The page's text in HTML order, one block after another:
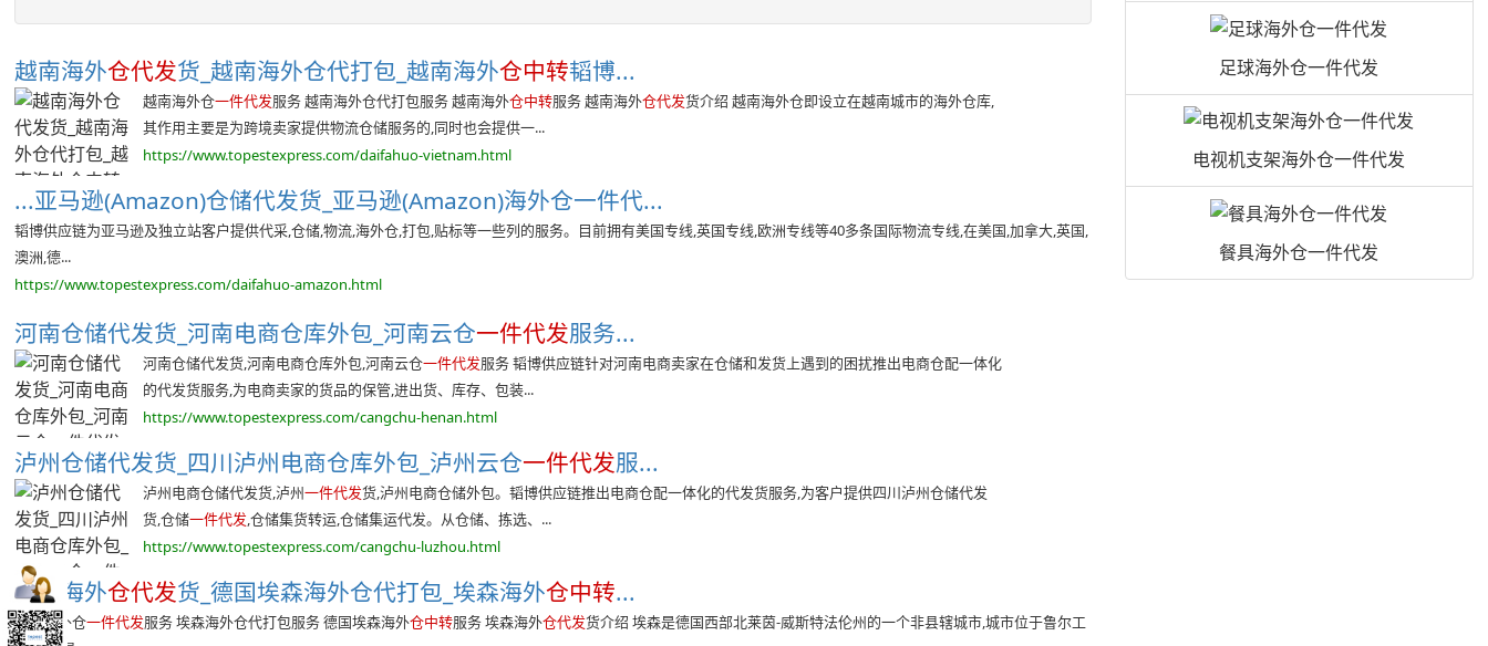
越南海外仓代发货_越南海外仓代打包_越南海外仓中转韬博...
越南海外仓一件代发服务 越南海外仓代打包服务 越南海外仓中转服务 越南海外仓代发货介绍 越南海外仓即设立在越南城市的海外仓库,
其作用主要是为跨境卖家提供物流仓储服务的,同时也会提供一...
https://www.topestexpress.com/daifahuo-vietnam.html
...亚马逊(Amazon)仓储代发货_亚马逊(Amazon)海外仓一件代...
韬博供应链为亚马逊及独立站客户提供代采,仓储,物流,海外仓,打包,贴标等一些列的服务。目前拥有美国专线,英国专线,欧洲专线等40多条国际物流专线,在美国,加拿大,英国,
澳洲,德...
https://www.topestexpress.com/daifahuo-amazon.html
河南仓储代发货_河南电商仓库外包_河南云仓一件代发服务...
河南仓储代发货,河南电商仓库外包,河南云仓一件代发服务 韬博供应链针对河南电商卖家在仓储和发货上遇到的困扰推出电商仓配一体化
的代发货服务,为电商卖家的货品的保管,进出货、库存、包装...
https://www.topestexpress.com/cangchu-henan.html
泸州仓储代发货_四川泸州电商仓库外包_泸州云仓一件代发服...
泸州电商仓储代发货,泸州一件代发货,泸州电商仓储外包。韬博供应链推出电商仓配一体化的代发货服务,为客户提供四川泸州仓储代发
货,仓储一件代发,仓储集货转运,仓储集运代发。从仓储、拣选、...
https://www.topestexpress.com/cangchu-luzhou.html
埃森海外仓代发货_德国埃森海外仓代打包_埃森海外仓中转...
埃森海外仓一件代发服务 埃森海外仓代打包服务 德国埃森海外仓中转服务 埃森海外仓代发货介绍 埃森是德国西部北莱茵-威斯特法伦州的一个非县辖城市,城市位于鲁尔工
足球海外仓一件代发
电视机支架海外仓一件代发
餐具海外仓一件代发